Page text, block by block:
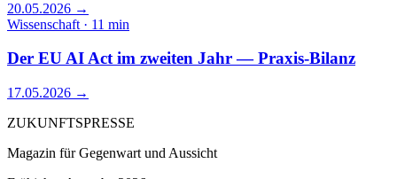
20.05.2026 →
Wissenschaft · 11 min
Der EU AI Act im zweiten Jahr — Praxis-Bilanz
17.05.2026 →
ZUKUNFTSPRESSE
Magazin für Gegenwart und Aussicht